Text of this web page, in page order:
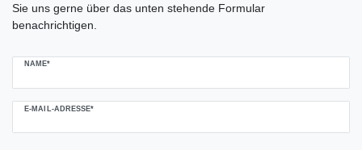
Sie uns gerne über das unten stehende Formular
benachrichtigen.
NAME*
E-MAIL-ADRESSE*